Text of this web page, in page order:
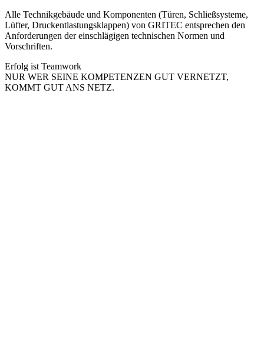
Alle Technikgebäude und Komponenten (Türen, Schließsysteme,
Lüfter, Druckentlastungsklappen) von GRITEC entsprechen den
Anforderungen der einschlägigen technischen Normen und
Vorschriften.
Erfolg ist Teamwork
NUR WER SEINE KOMPETENZEN GUT VERNETZT,
KOMMT GUT ANS NETZ.